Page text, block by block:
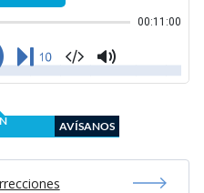
AVÍSANOS